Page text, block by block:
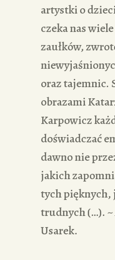
artystki o
czeka nas
zaułków,
oraz tajemnic.
obrazami
Karpowicz
doświadczać
dawno nie
jakich
tych pięknych,
trudnych (…).
Usarek.